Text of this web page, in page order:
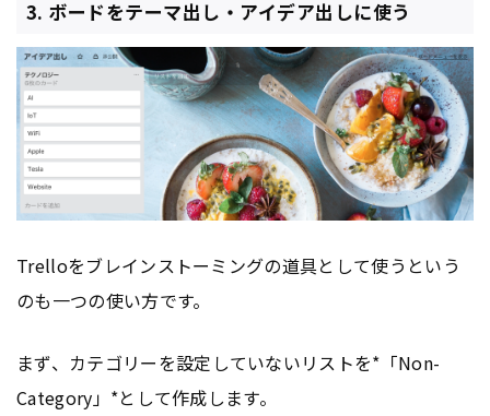
3. ボードをテーマ出し・アイデア出しに使う
Trelloをブレインストーミングの道具として使うという
のも一つの使い方です。
まず、カテゴリーを設定していないリストを*「Non-
Category」*として作成します。